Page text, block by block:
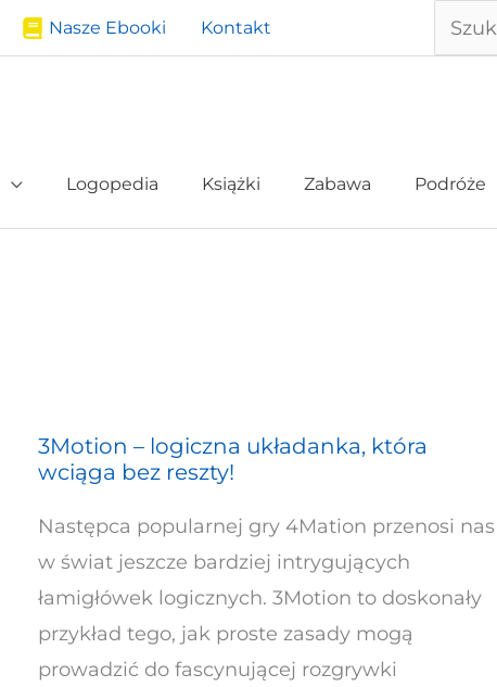
Nasze Ebooki Kontakt Szukaj
Logopedia Książki Zabawa Podróże
3Motion – logiczna układanka, która
wciąga bez reszty!
Następca popularnej gry 4Mation przenosi nas
w świat jeszcze bardziej intrygujących
łamigłówek logicznych. 3Motion to doskonały
przykład tego, jak proste zasady mogą
prowadzić do fascynującej rozgrywki
3Motion
–
logiczna
układanka,
która
wciąga
bez